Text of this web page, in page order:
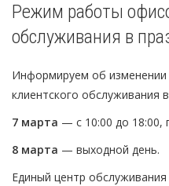
Режим работы
обслуживания в
Информируем об
клиентского обслуживания
7 марта — с 10:00 до 18:00,
8 марта — выходной день.
Единый центр